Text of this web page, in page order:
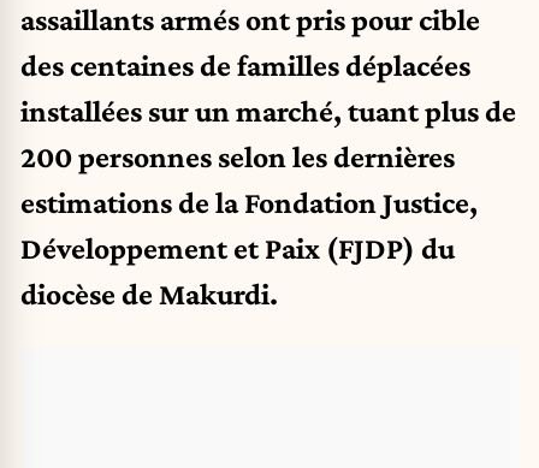
assaillants armés ont pris pour cible
des centaines de familles déplacées
installées sur un marché, tuant plus de
200 personnes selon les dernières
estimations de la Fondation Justice,
Développement et Paix (FJDP) du
diocèse de Makurdi.